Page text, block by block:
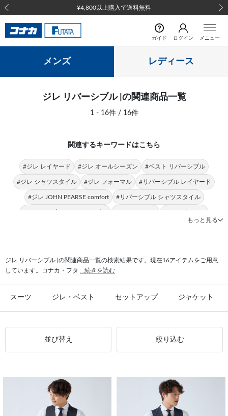
¥4,800以上購入で送料無料
前の画像
ガイド ログイン メニュー
メンズ レディース
ジレ リバーシブル |の関連商品一覧
1 - 16件 / 16件
関連するキーワードはこちら
#ジレ レイヤード #ジレ オールシーズン #ベスト リバーシブル
#ジレ シャツスタイル #ジレ フォーマル #リバーシブル レイヤード
#ジレ JOHN PEARSE comfort #リバーシブル シャツスタイル
#リバーシブル オールシーズン #ジレ チェック #ジレ ビジネス
もっと見る
ジレ リバーシブル |の関連商品一覧の検索結果です。現在16アイテムをご用意
しています。コナカ・フタ
...続きを読む
スーツ ジレ・ベスト セットアップ ジャケット
並び替え 絞り込む